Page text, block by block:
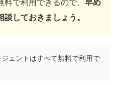
で利用できるので、 早め
しておきましょう。
ェントはすべて無料で利用で